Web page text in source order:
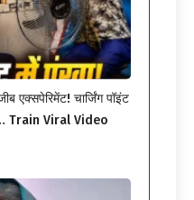
एक्सपेरिमेंट! चार्जिंग पॉइंट
Train Viral Video